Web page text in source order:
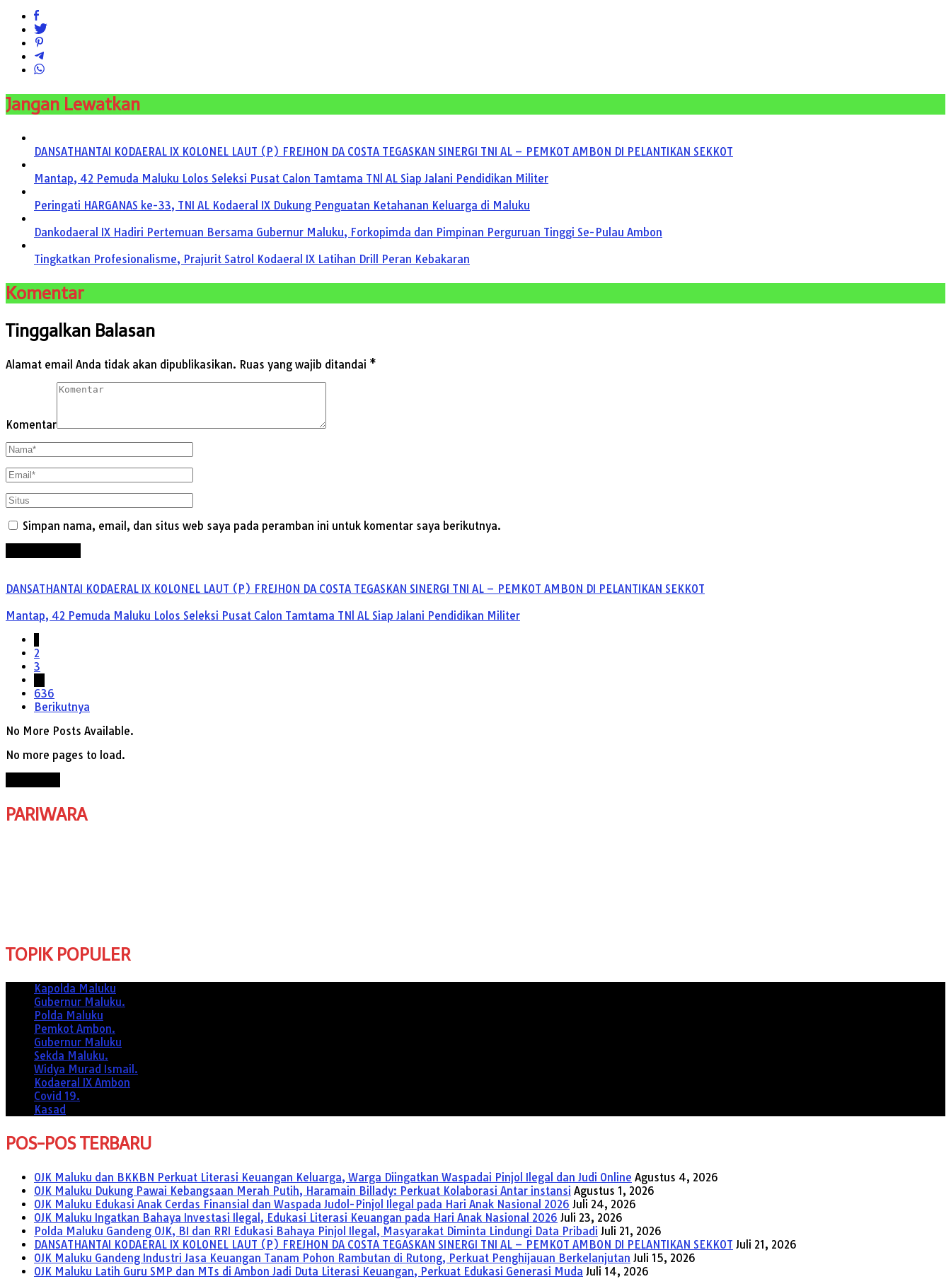
Jangan Lewatkan
DANSATHANTAI KODAERAL IX KOLONEL LAUT (P) FREJHON DA COSTA TEGASKAN SINERGI TNI AL – PEMKOT AMBON DI PELANTIKAN SEKKOT
Mantap, 42 Pemuda Maluku Lolos Seleksi Pusat Calon Tamtama TNl AL Siap Jalani Pendidikan Militer
Peringati HARGANAS ke-33, TNI AL Kodaeral IX Dukung Penguatan Ketahanan Keluarga di Maluku
Dankodaeral IX Hadiri Pertemuan Bersama Gubernur Maluku, Forkopimda dan Pimpinan Perguruan Tinggi Se-Pulau Ambon
Tingkatkan Profesionalisme, Prajurit Satrol Kodaeral IX Latihan Drill Peran Kebakaran
Komentar
Tinggalkan Balasan
Alamat email Anda tidak akan dipublikasikan. Ruas yang wajib ditandai *
Komentar
Simpan nama, email, dan situs web saya pada peramban ini untuk komentar saya berikutnya.
DANSATHANTAI KODAERAL IX KOLONEL LAUT (P) FREJHON DA COSTA TEGASKAN SINERGI TNI AL – PEMKOT AMBON DI PELANTIKAN SEKKOT
Mantap, 42 Pemuda Maluku Lolos Seleksi Pusat Calon Tamtama TNl AL Siap Jalani Pendidikan Militer
2
3
636
Berikutnya
No More Posts Available.
No more pages to load.
PARIWARA
TOPIK POPULER
Kapolda Maluku
Gubernur Maluku.
Polda Maluku
Pemkot Ambon.
Gubernur Maluku
Sekda Maluku.
Widya Murad Ismail.
Kodaeral IX Ambon
Covid 19.
Kasad
POS-POS TERBARU
OJK Maluku dan BKKBN Perkuat Literasi Keuangan Keluarga, Warga Diingatkan Waspadai Pinjol Ilegal dan Judi Online Agustus 4, 2026
OJK Maluku Dukung Pawai Kebangsaan Merah Putih, Haramain Billady: Perkuat Kolaborasi Antar instansi Agustus 1, 2026
OJK Maluku Edukasi Anak Cerdas Finansial dan Waspada Judol-Pinjol Ilegal pada Hari Anak Nasional 2026 Juli 24, 2026
OJK Maluku Ingatkan Bahaya Investasi Ilegal, Edukasi Literasi Keuangan pada Hari Anak Nasional 2026 Juli 23, 2026
Polda Maluku Gandeng OJK, BI dan RRI Edukasi Bahaya Pinjol Ilegal, Masyarakat Diminta Lindungi Data Pribadi Juli 21, 2026
DANSATHANTAI KODAERAL IX KOLONEL LAUT (P) FREJHON DA COSTA TEGASKAN SINERGI TNI AL – PEMKOT AMBON DI PELANTIKAN SEKKOT Juli 21, 2026
OJK Maluku Gandeng Industri Jasa Keuangan Tanam Pohon Rambutan di Rutong, Perkuat Penghijauan Berkelanjutan Juli 15, 2026
OJK Maluku Latih Guru SMP dan MTs di Ambon Jadi Duta Literasi Keuangan, Perkuat Edukasi Generasi Muda Juli 14, 2026